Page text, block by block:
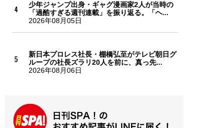
少年ジャンプ出身・ギャグ漫画家2人が当時の
「過酷すぎる週刊連載」を振り返る。「ヘ...
2026年08月05日
新日本プロレス社長・棚橋弘至がテレビ朝日グ
ループの社長ズラリ20人を前に、真っ先...
2026年08月06日